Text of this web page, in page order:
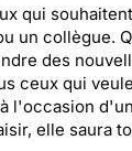
qui
un collègue.
des
ceux qui
l'occasion
elle saura